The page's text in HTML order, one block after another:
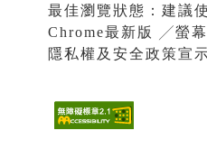
最佳瀏覽狀態：建議
Chrome最新版 ╱螢
隱私權及安全政策宣